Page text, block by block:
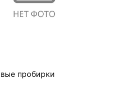
пробирки